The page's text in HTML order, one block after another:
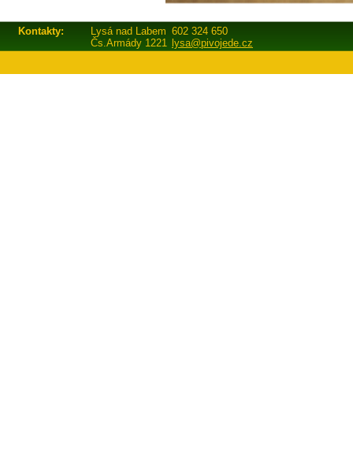
Kontakty: Lysá nad Labem 602 324 650
Čs.Armády 1221 lysa@pivojede.cz